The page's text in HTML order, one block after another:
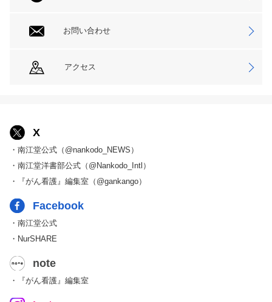
お問い合わせ
アクセス
X
・南江堂公式（@nankodo_NEWS）
・南江堂洋書部公式（@Nankodo_Intl）
・『がん看護』編集室（@gankango）
Facebook
・南江堂公式
・NurSHARE
note
・『がん看護』編集室